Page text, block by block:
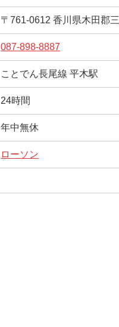
〒761-0612 香川県木田郡
087-898-8887
ことでん長尾線 平木駅
24時間
年中無休
ローソン